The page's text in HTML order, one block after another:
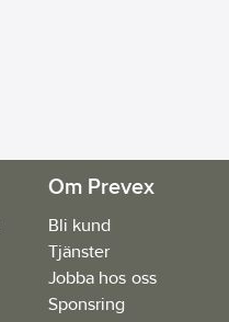
Om Prevex
Bli kund
Tjänster
Jobba hos oss
Sponsring